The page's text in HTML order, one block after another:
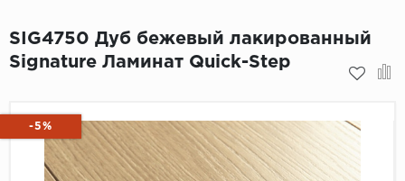
Quick Step
31 класс
32 класс
Ковролин и ковровая плитка
Плитка ПВХ
Плинтус
SIG4750 Дуб бежевый лакированный
Signature Ламинат Quick-Step
-5%